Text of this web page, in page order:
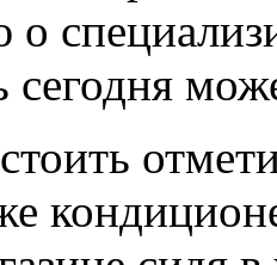
сегодня